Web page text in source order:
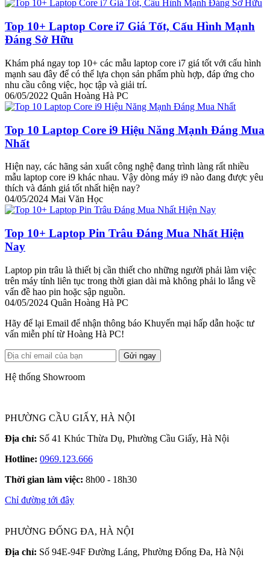
Top 10+ Laptop Core i7 Giá Tốt, Cấu Hình Mạnh
Đáng Sở Hữu
Khám phá ngay top 10+ các mẫu laptop core i7 giá tốt với cấu hình
mạnh sau đây để có thể lựa chọn sản phẩm phù hợp, đáp ứng cho
nhu cầu công việc, học tập và giải trí.
06/05/2022 Quân Hoàng Hà PC
Top 10 Laptop Core i9 Hiệu Năng Mạnh Đáng Mua
Nhất
Hiện nay, các hãng sản xuất công nghệ đang trình làng rất nhiều
mẫu laptop core i9 khác nhau. Vậy dòng máy i9 nào đang được yêu
thích và đánh giá tốt nhất hiện nay?
04/05/2024 Mai Văn Học
Top 10+ Laptop Pin Trâu Đáng Mua Nhất Hiện
Nay
Laptop pin trâu là thiết bị cần thiết cho những người phải làm việc
trên máy tính liên tục trong thời gian dài mà không phải lo lắng về
vấn đề hao pin hoặc sập nguồn.
04/05/2024 Quân Hoàng Hà PC
Hãy để lại Email để nhận thông báo Khuyến mại hấp dẫn hoặc tư
vấn miễn phí từ Hoàng Hà PC!
Gửi ngay
Hệ thống Showroom
PHƯỜNG CẦU GIẤY, HÀ NỘI
Địa chỉ: Số 41 Khúc Thừa Dụ, Phường Cầu Giấy, Hà Nội
Hotline: 0969.123.666
Thời gian làm việc: 8h00 - 18h30
Chỉ đường tới đây
PHƯỜNG ĐỐNG ĐA, HÀ NỘI
Địa chỉ: Số 94E-94F Đường Láng, Phường Đống Đa, Hà Nội